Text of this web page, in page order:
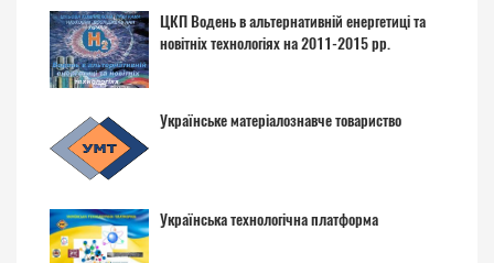
ЦКП Водень в альтернативній енергетиці та
новітніх технологіях на 2011-2015 рр.
Українське матеріалознавче товариство
Українська технологічна платформа